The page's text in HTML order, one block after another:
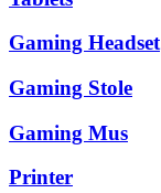
Gaming Headset
Gaming Stole
Gaming Mus
Printer